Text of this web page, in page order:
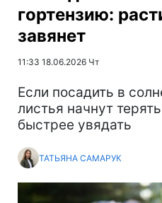
гортензию:
завянет
11:33 18.06.2026 Чт
Если посадить в
листья начнут
быстрее увядать
ТАТЬЯНА САМАРУК